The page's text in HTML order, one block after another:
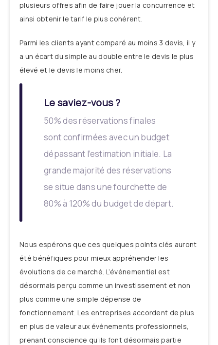
plusieurs offres afin de faire jouer la concurrence et
ainsi obtenir le tarif le plus cohérent.
Parmi les clients ayant comparé au moins 3 devis, il y
a un écart du simple au double entre le devis le plus
élevé et le devis le moins cher.
Le saviez-vous ?
50% des réservations finales
sont confirmées avec un budget
dépassant l’estimation initiale. La
grande majorité des réservations
se situe dans une fourchette de
80% à 120% du budget de départ.
Nous espérons que ces quelques points clés auront
été bénéfiques pour mieux appréhender les
évolutions de ce marché. L’événementiel est
désormais perçu comme un investissement et non
plus comme une simple dépense de
fonctionnement. Les entreprises accordent de plus
en plus de valeur aux événements professionnels,
prenant conscience qu’ils font désormais partie